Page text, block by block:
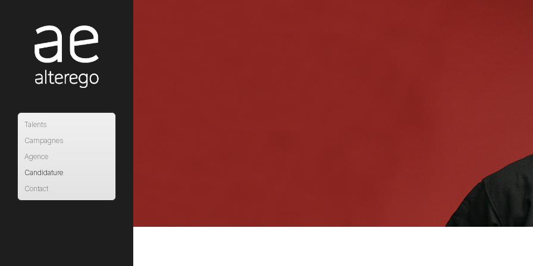
Talents
Campagnes
Agence
Candidature
Contact